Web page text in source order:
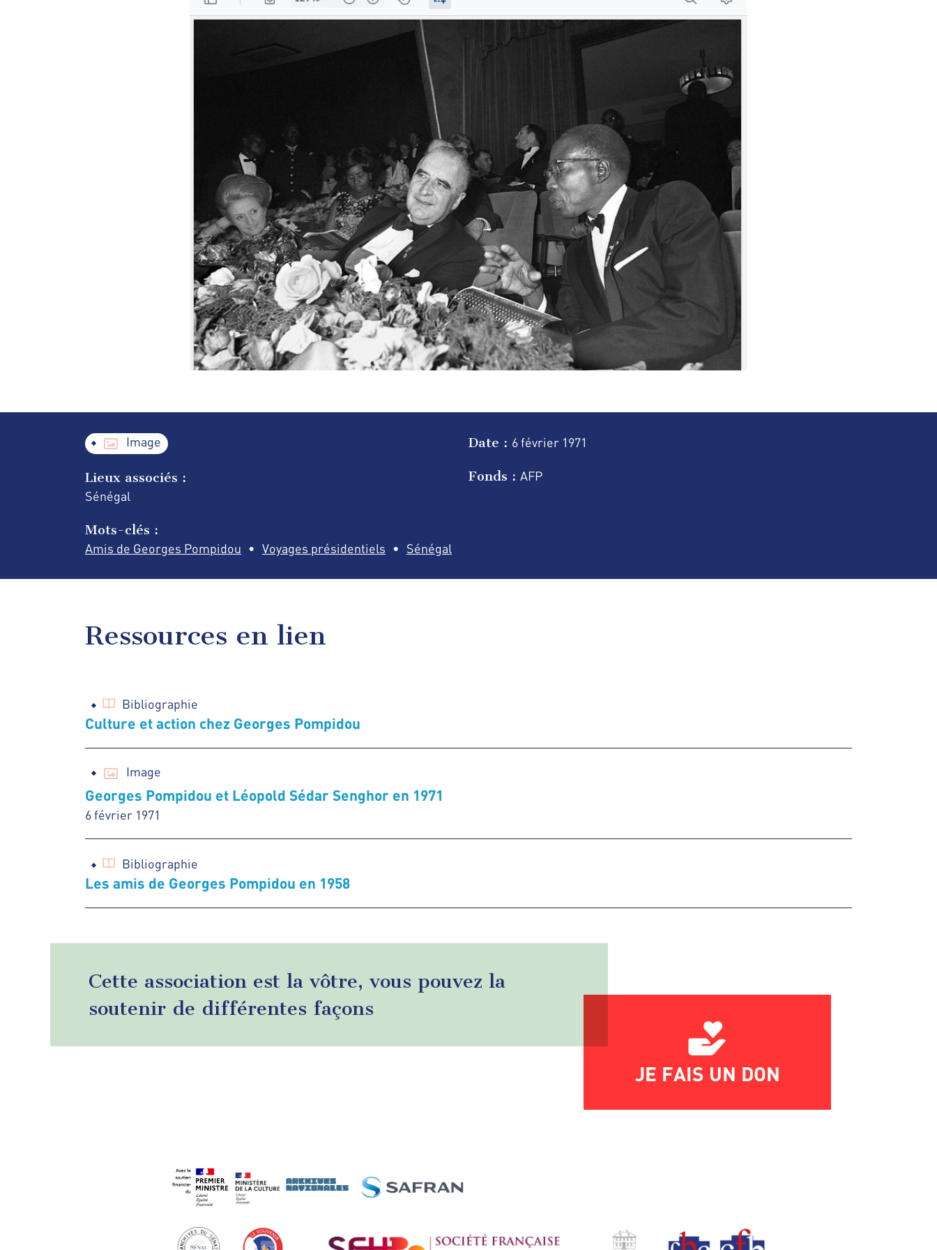
Image
Lieux associés :
Sénégal
Mots-clés :
Amis de Georges Pompidou Voyages présidentiels Sénégal
Date : 6 février 1971
Fonds : AFP
Ressources en lien
Bibliographie
Culture et action chez Georges Pompidou
Image
Georges Pompidou et Léopold Sédar Senghor en 1971
6 février 1971
Bibliographie
Les amis de Georges Pompidou en 1958
Cette association est la vôtre, vous pouvez la
soutenir de différentes façons
JE FAIS UN DON